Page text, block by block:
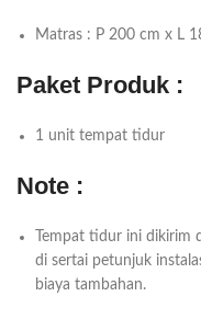
Matras : P 200 cm x L
Paket Produk :
1 unit tempat tidur
Note :
Tempat tidur ini dikirim
di sertai petunjuk
biaya tambahan.